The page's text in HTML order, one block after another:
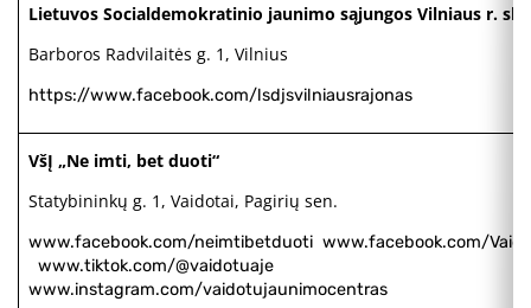
Lietuvos Socialdemokratinio jaunimo sąjungos Vilniaus r.
Barboros Radvilaitės g. 1, Vilnius
https://www.facebook.com/lsdjsvilniausrajonas
VšĮ „Ne imti, bet duoti“
Statybininkų g. 1, Vaidotai, Pagirių sen.
www.facebook.com/neimtibetduoti www.facebook.com/
www.tiktok.com/@vaidotuaje
www.instagram.com/vaidotujaunimocentras